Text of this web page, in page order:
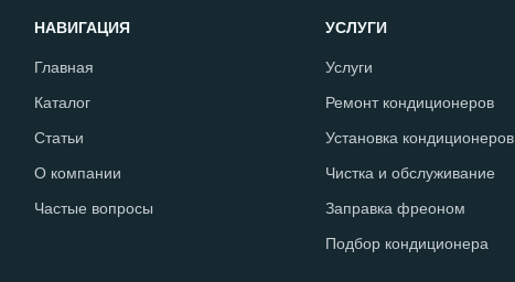
НАВИГАЦИЯ
Главная
Каталог
Статьи
О компании
Частые вопросы
УСЛУГИ
Услуги
Ремонт кондиционеров
Установка кондиционеров
Чистка и обслуживание
Заправка фреоном
Подбор кондиционера